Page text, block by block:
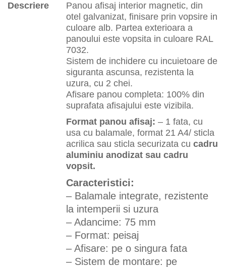
Descriere
Panou afisaj interior magnetic, din
otel galvanizat, finisare prin vopsire in
culoare alb. Partea exterioara a
panoului este vopsita in culoare RAL
7032.
Sistem de inchidere cu incuietoare de
siguranta ascunsa, rezistenta la
uzura, cu 2 chei.
Afisare panou completa: 100% din
suprafata afisajului este vizibila.
Format panou afisaj: – 1 fata, cu
usa cu balamale, format 21 A4/ sticla
acrilica sau sticla securizata cu cadru
aluminiu anodizat sau cadru
vopsit.
Caracteristici:
– Balamale integrate, rezistente
la intemperii si uzura
– Adancime: 75 mm
– Format: peisaj
– Afisare: pe o singura fata
– Sistem de montare: pe